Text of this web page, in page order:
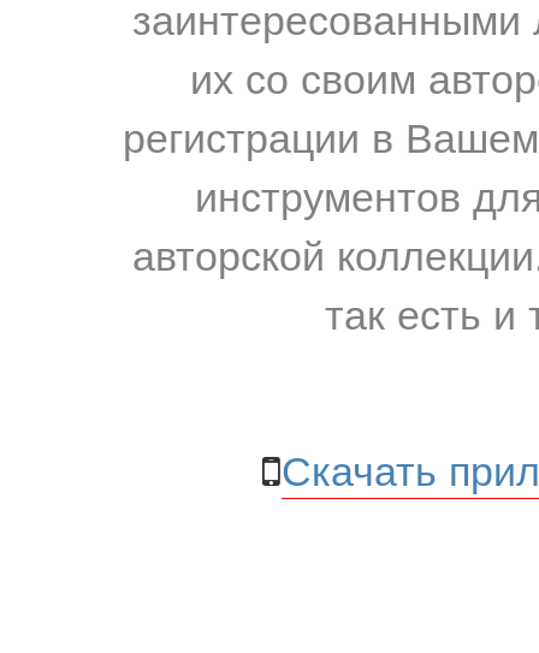
их со своим
регистрации в
инструментов
авторской
так есть и
Скачать